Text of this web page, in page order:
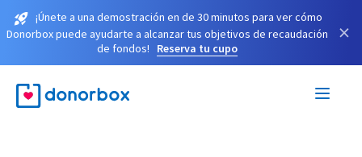
¡Únete a una demostración en de 30 minutos para ver cómo
Donorbox puede ayudarte a alcanzar tus objetivos de recaudación
de fondos!
Reserva tu cupo
×